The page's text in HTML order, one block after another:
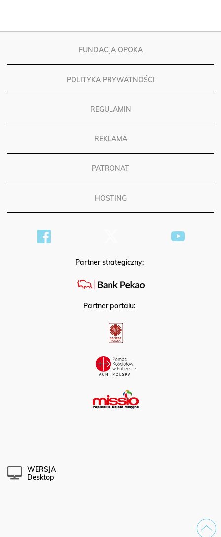
FUNDACJA OPOKA
POLITYKA PRYWATNOŚCI
REGULAMIN
REKLAMA
PATRONAT
HOSTING
Partner strategiczny:
Partner portalu:
WERSJA
Desktop